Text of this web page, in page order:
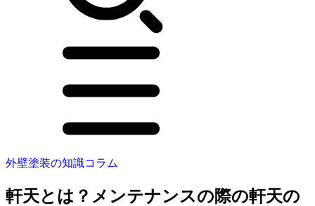
外壁塗装の知識コラム
軒天とは？メンテナンスの際の軒天の